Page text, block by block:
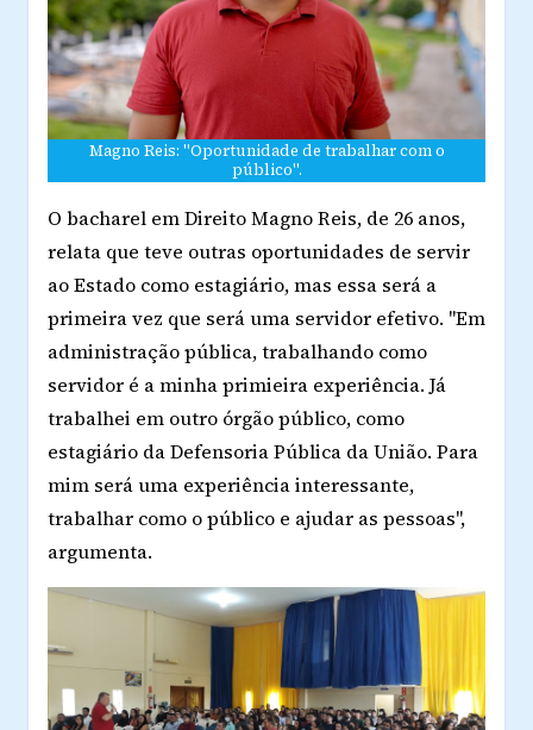
Magno Reis: "Oportunidade de trabalhar com o
público".
O bacharel em Direito Magno Reis, de 26 anos,
relata que teve outras oportunidades de servir
ao Estado como estagiário, mas essa será a
primeira vez que será uma servidor efetivo. "Em
administração pública, trabalhando como
servidor é a minha primieira experiência. Já
trabalhei em outro órgão público, como
estagiário da Defensoria Pública da União. Para
mim será uma experiência interessante,
trabalhar como o público e ajudar as pessoas",
argumenta.